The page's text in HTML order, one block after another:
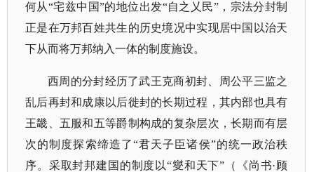
何从“宅兹中国”的地位出发“自之乂民”，宗法分封制
正是在万邦百姓共生的历史境况中实现居中国以治天
下从而将万邦纳入一体的制度施设。
西周的分封经历了武王克商初封、周公平三监之
乱后再封和成康以后徙封的长期过程，其内部也具有
王畿、五服和五等爵制构成的复杂层次，长期而有层
次的制度探索缔造了“君天子臣诸侯”的统一政治秩
序。采取封邦建国的制度以“燮和天下”（《尚书·顾